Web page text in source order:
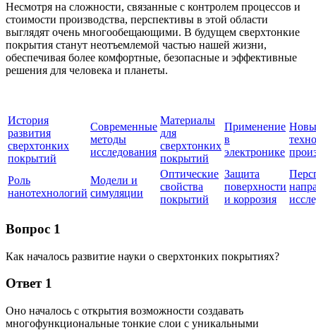
Несмотря на сложности, связанные с контролем процессов и
стоимости производства, перспективы в этой области
выглядят очень многообещающими. В будущем сверхтонкие
покрытия станут неотъемлемой частью нашей жизни,
обеспечивая более комфортные, безопасные и эффективные
решения для человека и планеты.
История
развития
сверхтонких
покрытий
Современные
методы
исследования
Материалы
для
сверхтонких
покрытий
Применение
в
электронике
Роль
нанотехнологий
Модели и
симуляции
Оптические
свойства
покрытий
Защита
поверхности
и коррозия
Вопрос 1
Как началось развитие науки о сверхтонких покрытиях?
Ответ 1
Оно началось с открытия возможности создавать
многофункциональные тонкие слои с уникальными